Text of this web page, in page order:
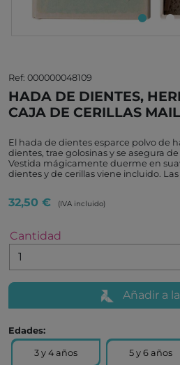
Ref: 000000048109
HADA DE DIENTES,
CAJA DE CERILLAS
El hada de dientes esparce polvo de
dientes, trae golosinas y se asegura
Vestida mágicamente duerme en
dientes y de cerillas viene incluido.
32,50 € (IVA incluido)
Cantidad
Añadir a
Edades:
3 y 4 años 5 y 6 años